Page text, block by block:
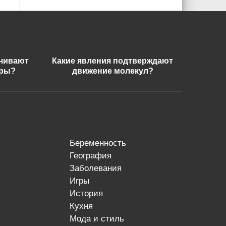
Какие явления подтверждают
движение молекул?
беременность
география
заболевания
игры
история
кухня
мода и стиль